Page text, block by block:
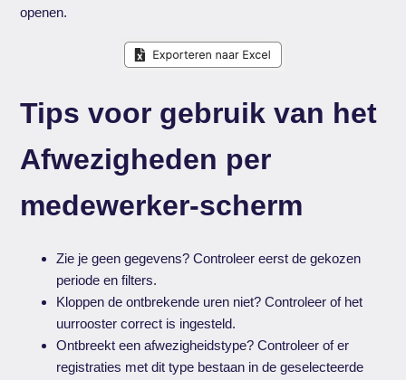
openen.
Tips voor gebruik van het
Afwezigheden per
medewerker-scherm
Zie je geen gegevens? Controleer eerst de gekozen
periode en filters.
Kloppen de ontbrekende uren niet? Controleer of het
uurrooster correct is ingesteld.
Ontbreekt een afwezigheidstype? Controleer of er
registraties met dit type bestaan in de geselecteerde